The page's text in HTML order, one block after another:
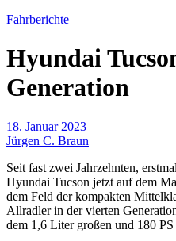
Fahrberichte
Hyundai
Generation
18. Januar 2023
Jürgen C. Braun
Seit fast zwei Jahrzehnten,
Hyundai Tucson jetzt auf dem
dem Feld der kompakten
Allradler in der vierten
dem 1,6 Liter großen und 180